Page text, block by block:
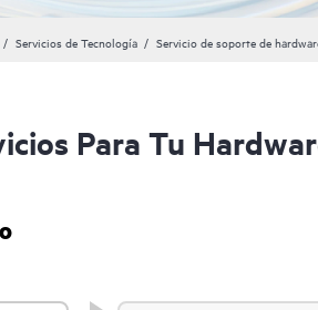
Servicios de Tecnología Servicio de soporte de
Para Tu